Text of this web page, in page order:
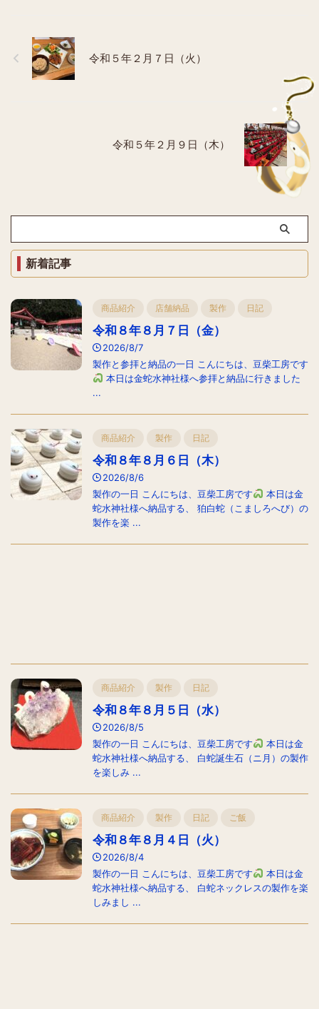
令和５年２月７日（火）
令和５年２月９日（木）
新着記事
商品紹介 店舗納品 製作 日記
令和８年８月７日（金）
2026/8/7
製作と参拝と納品の一日 こんにちは、豆柴工房です
本日は金蛇水神社様へ参拝と納品に行きました
...
商品紹介 製作 日記
令和８年８月６日（木）
2026/8/6
製作の一日 こんにちは、豆柴工房です
本日は金
蛇水神社様へ納品する、 狛白蛇（こましろへび）の
製作を楽 ...
商品紹介 製作 日記
令和８年８月５日（水）
2026/8/5
製作の一日 こんにちは、豆柴工房です
本日は金
蛇水神社様へ納品する、 白蛇誕生石（ニ月）の製作
を楽しみ ...
商品紹介 製作 日記 ご飯
令和８年８月４日（火）
2026/8/4
製作の一日 こんにちは、豆柴工房です
本日は金
蛇水神社様へ納品する、 白蛇ネックレスの製作を楽
しみまし ...